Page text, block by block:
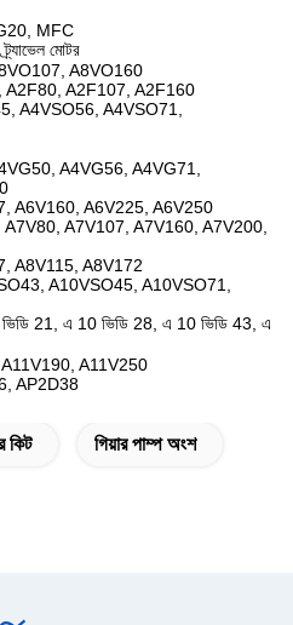
MFC
মোটর
A8VO160
A2F80, A2F107, A2F160
A4VSO56, A4VSO71,
A4VG56, A4VG71,
A6V160, A6V225, A6V250
A7V107, A7V160, A7V200,
A8V115, A8V172
A10VSO45, A10VSO71,
21, এ 10 ভিডি 28, এ 10 ভিডি 43, এ
A11V250
AP2D38
কিট গিয়ার পাম্প অংশ